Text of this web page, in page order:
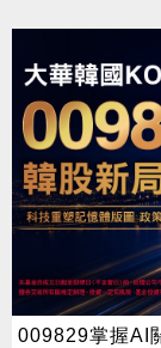
009829掌握AI